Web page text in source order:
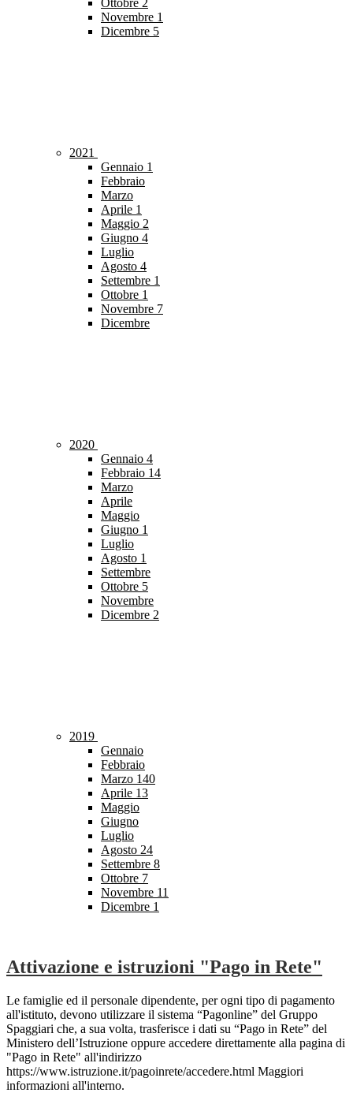
Ottobre 2
Novembre 1
Dicembre 5
2021
Gennaio 1
Febbraio
Marzo
Aprile 1
Maggio 2
Giugno 4
Luglio
Agosto 4
Settembre 1
Ottobre 1
Novembre 7
Dicembre
2020
Gennaio 4
Febbraio 14
Marzo
Aprile
Maggio
Giugno 1
Luglio
Agosto 1
Settembre
Ottobre 5
Novembre
Dicembre 2
2019
Gennaio
Febbraio
Marzo 140
Aprile 13
Maggio
Giugno
Luglio
Agosto 24
Settembre 8
Ottobre 7
Novembre 11
Dicembre 1
Attivazione e istruzioni "Pago in Rete"
Le famiglie ed il personale dipendente, per ogni tipo di pagamento
all'istituto, devono utilizzare il sistema “Pagonline” del Gruppo
Spaggiari che, a sua volta, trasferisce i dati su “Pago in Rete” del
Ministero dell’Istruzione oppure accedere direttamente alla pagina di
"Pago in Rete" all'indirizzo
https://www.istruzione.it/pagoinrete/accedere.html Maggiori
informazioni all'interno.